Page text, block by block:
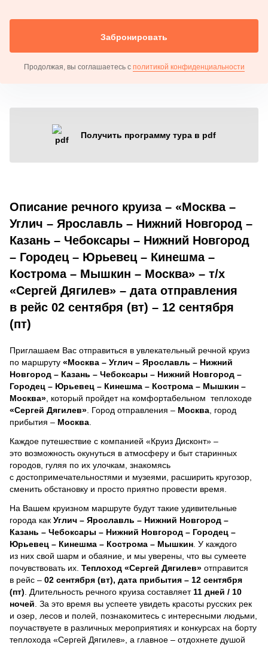
Забронировать
Продолжая, вы соглашаетесь с политикой конфиденциальности
Получить программу тура в pdf
Описание речного круиза – «Москва –
Углич – Ярославль – Нижний Новгород –
Казань – Чебоксары – Нижний Новгород
– Городец – Юрьевец – Кинешма –
Кострома – Мышкин – Москва» – т/х
«Сергей Дягилев» – дата отправления
в рейс 02 сентября (вт) – 12 сентября
(пт)
Приглашаем Вас отправиться в увлекательный речной круиз
по маршруту «Москва – Углич – Ярославль – Нижний
Новгород – Казань – Чебоксары – Нижний Новгород –
Городец – Юрьевец – Кинешма – Кострома – Мышкин –
Москва» , который пройдет на комфортабельном теплоходе
«Сергей Дягилев» . Город отправления – Москва , город
прибытия – Москва
Каждое путешествие с компанией «Круиз Дисконт» –
это возможность окунуться в атмосферу и быт старинных
городов, гуляя по их улочкам, знакомясь
с достопримечательностями и музеями, расширить кругозор,
сменить обстановку и просто приятно провести время.
На Вашем круизном маршруте будут такие удивительные
города как Углич – Ярославль – Нижний Новгород –
Казань – Чебоксары – Нижний Новгород – Городец –
Юрьевец – Кинешма – Кострома – Мышкин . У каждого
из них свой шарм и обаяние, и мы уверены, что вы сумеете
почувствовать их. Теплоход «Сергей Дягилев» отправится
в рейс – 02 сентября (вт), дата прибытия – 12 сентября
(пт) . Длительность речного круиза составляет 11 дней / 10
ночей За это время вы успеете увидеть красоты русских рек
и озер, лесов и полей, познакомитесь с интересными людьми,
поучаствуете в различных мероприятиях и конкурсах на борту
теплохода «Сергей Дягилев», а главное – отдохнете душой